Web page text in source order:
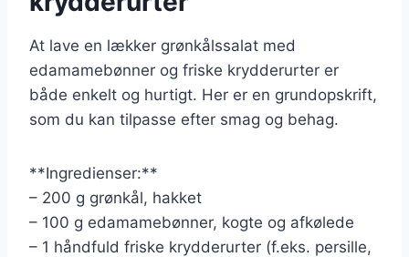
At lave en lækker grønkålssalat med
edamamebønner og friske krydderurter er
både enkelt og hurtigt. Her er en grundopskrift,
som du kan tilpasse efter smag og behag.
**Ingredienser:**
– 200 g grønkål, hakket
– 100 g edamamebønner, kogte og afkølede
– 1 håndfuld friske krydderurter (f.eks. persille,